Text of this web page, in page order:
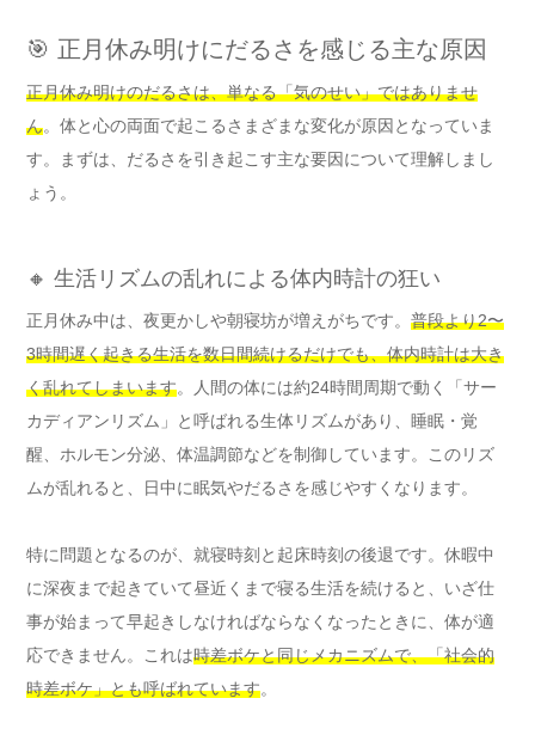
🎯 正月休み明けにだるさを感じる主な原因
正月休み明けのだるさは、単なる「気のせい」ではありませ
ん。体と心の両面で起こるさまざまな変化が原因となっていま
す。まずは、だるさを引き起こす主な要因について理解しまし
ょう。
🔸 生活リズムの乱れによる体内時計の狂い
正月休み中は、夜更かしや朝寝坊が増えがちです。 普段より2〜
3時間遅く起きる生活を数日間続けるだけでも、体内時計は大き
く乱れてしまいます。人間の体には約24時間周期で動く「サー
カディアンリズム」と呼ばれる生体リズムがあり、睡眠・覚
醒、ホルモン分泌、体温調節などを制御しています。このリズ
ムが乱れると、日中に眠気やだるさを感じやすくなります。
特に問題となるのが、就寝時刻と起床時刻の後退です。休暇中
に深夜まで起きていて昼近くまで寝る生活を続けると、いざ仕
事が始まって早起きしなければならなくなったときに、体が適
応できません。これは時差ボケと同じメカニズムで、「社会的
時差ボケ」とも呼ばれています。